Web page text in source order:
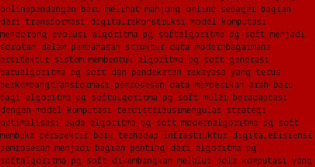
onlinepandangan baru melihat mahjong online sebagai bagian
dari transformasi digitalrekonstruksi model komputasi
mendorong evolusi algoritma pg softalgoritma pg soft menjadi
sorotan dalam pembahasan struktur data modern bagaimana
arsitektur sistem membentuk algoritma pg soft generasi
barualgoritma pg soft dan pendekatan rekayasa yang terus
berkembangtransformasi pemrosesan data memberikan arah baru
bagi algoritma pg softalgoritma pg soft mulai beradaptasi
dengan model komputasi terdistribusimengulas strategi
optimalisasi pada algoritma pg soft modernalgoritma pg soft
membuka perspektif baru terhadap infrastruktur digitalefisiensi
pemrosesan menjadi bagian penting dari algoritma pg
softalgoritma pg soft dikembangkan melalui pola komputasi yang